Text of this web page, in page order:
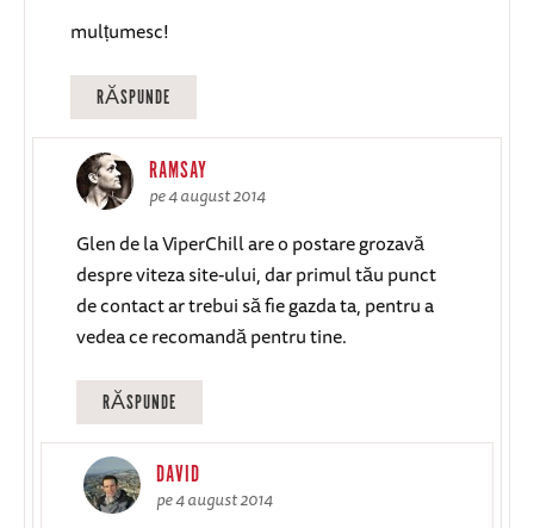
mulțumesc!
RĂSPUNDE
RAMSAY
pe 4 august 2014
Glen de la ViperChill are o postare grozavă
despre viteza site-ului, dar primul tău punct
de contact ar trebui să fie gazda ta, pentru a
vedea ce recomandă pentru tine.
RĂSPUNDE
DAVID
pe 4 august 2014